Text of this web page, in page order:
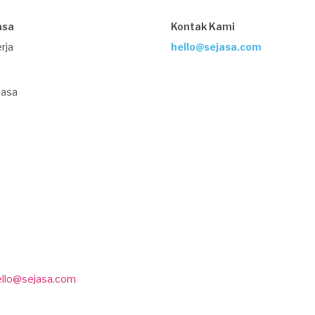
Kontak Kami
hello@sejasa.com